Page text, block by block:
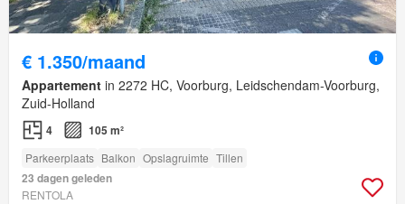
€ 1.350/maand
Appartement in 2272 HC, Voorburg, Leidschendam-Voorburg,
Zuid-Holland
4 105 m²
Parkeerplaats Balkon Opslagruimte Tillen
23 dagen geleden
RENTOLA